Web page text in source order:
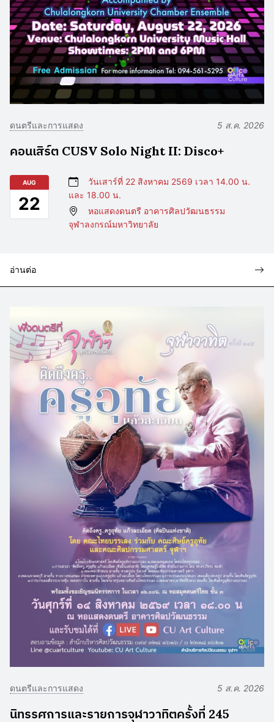
ดนตรีและการแสดง 5 ส.ค. 2026
คอนเสิร์ต CUSV Solo Night II: Disco+
AUG
22
วันเสาร์ที่ 22 สิงหาคม 2569 เวลา 14.00 น.
และ 18.00 น.
หอแสดงดนตรี อาคารศิลปวัฒนธรรม
จุฬาลงกรณ์มหาวิทยาลัย
อ่านต่อ
ดนตรีและการแสดง 5 ส.ค. 2026
นิทรรศการและรายการจุฬาวาทิตครั้งที่ 245